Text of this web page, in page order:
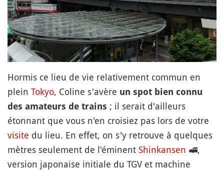
Hormis ce lieu de vie relativement commun en
plein Tokyo, Coline s'avère un spot bien connu
des amateurs de trains ; il serait d'ailleurs
étonnant que vous n'en croisiez pas lors de votre
visite du lieu. En effet, on s'y retrouve à quelques
mètres seulement de l'éminent Shinkansen 🚅,
version japonaise initiale du TGV et machine